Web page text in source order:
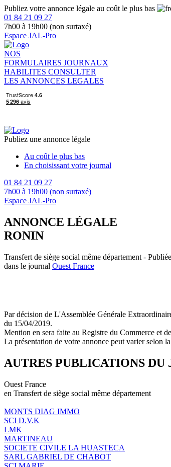
Publiez votre annonce légale au coût le plus bas
01 84 21 09 27
7h00 à 19h00 (non surtaxé)
Espace JAL-Pro
NOS
FORMULAIRES JOURNAUX
HABILITES CONSULTER
LES ANNONCES LEGALES
Publiez une annonce légale
Au coût le plus bas
En choisissant votre journal
01 84 21 09 27
7h00 à 19h00 (non surtaxé)
Espace JAL-Pro
ANNONCE LÉGALE
RONIN
Transfert de siège social même département -
dans le journal Ouest France
Par décision de L'Assemblée Générale
du 15/04/2019.
Mention en sera faite au Registre du Commerce et
La présentation de votre annonce peut varier selon
AUTRES PUBLICATIONS DU
Ouest France
en Transfert de siège social même département
MONTS DIAG IMMO
SCI D.V.K
LMK
MARTINEAU
SOCIETE CIVILE LA HUASTECA
SARL GABRIEL DE CHABOT